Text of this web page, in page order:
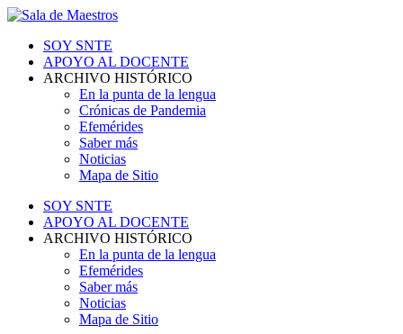
SOY SNTE
APOYO AL DOCENTE
ARCHIVO HISTÓRICO
En la punta de la lengua
Crónicas de Pandemia
Efemérides
Saber más
Noticias
Mapa de Sitio
SOY SNTE
APOYO AL DOCENTE
ARCHIVO HISTÓRICO
En la punta de la lengua
Efemérides
Saber más
Noticias
Mapa de Sitio